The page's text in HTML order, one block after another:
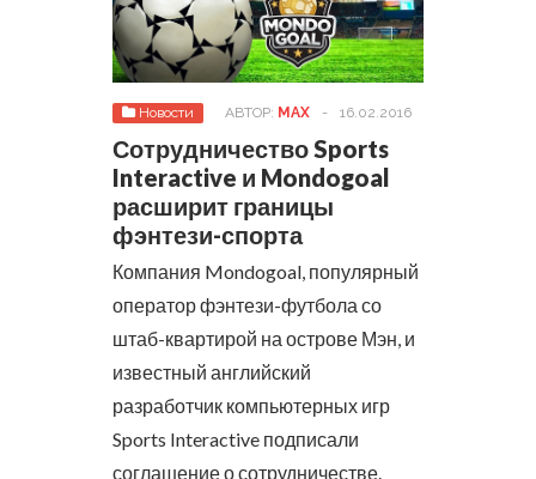
Новости АВТОР: MAX - 16.02.2016
Сотрудничество Sports
Interactive и Mondogoal
расширит границы
фэнтези-спорта
Компания Mondogoal, популярный
оператор фэнтези-футбола со
штаб-квартирой на острове Мэн, и
известный английский
разработчик компьютерных игр
Sports Interactive подписали
соглашение о сотрудничестве.